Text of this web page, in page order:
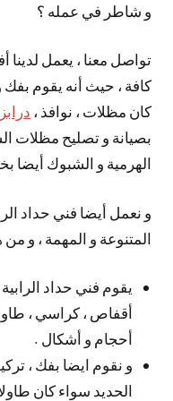
و شاطر في عمله ؟
تواصل معنا ، يعمل لدينا
كافة ، حيث أنه يقوم بفك
كان مظلات ، نوافذ ،
بصيانة و تصليح مظلات
الهرمية و الشبوك أيضا
و نعمل أيضا فني حداد
المتنوعة و المهمة ، و
يقوم فني حداد
أقفاص ، كراسي ،
أحجام و أشكال .
و نقوم ايضا بفك ،
الحديد سواء كان